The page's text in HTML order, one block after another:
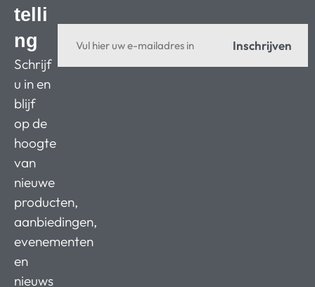
telli
ng
Schrijf
u in en
blijf
op de
hoogte
van
nieuwe
producten,
aanbiedingen,
evenementen
en
nieuws
Inschrijven